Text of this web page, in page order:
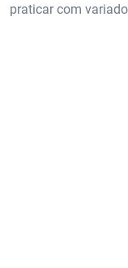
praticar com